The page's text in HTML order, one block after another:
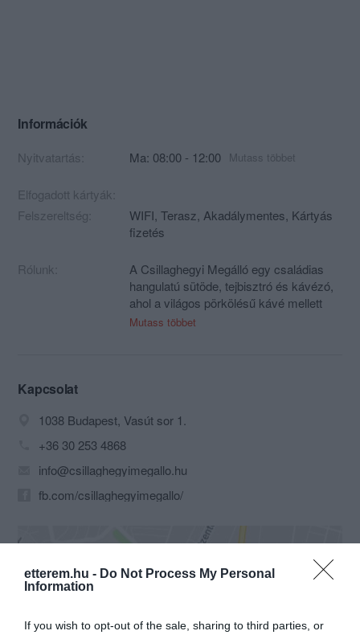
etterem.hu - Do Not Process My Personal
Information
If you wish to opt-out of the sale, sharing to third parties, or
Információk
Nyitvatartás: Ma: 08:00 - 12:00 Mutass többet
Elfogadott kártyák:
Felszereltség:
WIFI, Terasz, Akadálymentes, Kártyás
fizetés
Rólunk:
A Csillaghegyi Megálló egy családias
hangulatú sütöde, tejbisztró és kávézó,
ahol a világos pörkölésű kávé mellett
reggeli ételek, péksütemények,
cukormentes étkeket is kínálunk az arra
ahol megállhat egy finomságra, a hely
ahol megáll az idő…
Mutass többet
Kapcsolat
1038 Budapest, Vasút sor 1.
+36 30 253 4868
info@csillaghegyimegallo.hu
fb.com/csillaghegyimegallo/